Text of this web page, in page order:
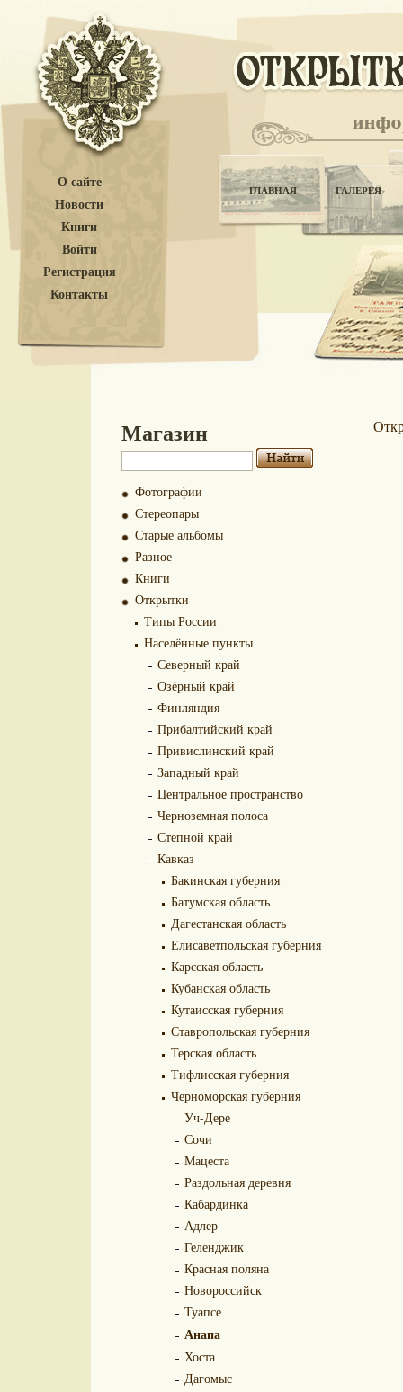
О сайте
Новости
Книги
Войти
Регистрация
Контакты
ГЛАВНАЯ ГАЛЕРЕЯ
Магазин
Фотографии
Стереопары
Старые альбомы
Разное
Книги
Открытки
Типы России
Населённые пункты
Северный край
Озёрный край
Финляндия
Прибалтийский край
Привислинский край
Западный край
Центральное пространство
Черноземная полоса
Степной край
Кавказ
Бакинская губерния
Батумская область
Дагестанская область
Елисаветпольская губерния
Карсская область
Кубанская область
Кутаисская губерния
Ставропольская губерния
Терская область
Тифлисская губерния
Черноморская губерния
Уч-Дере
Сочи
Мацеста
Раздольная деревня
Кабардинка
Адлер
Геленджик
Красная поляна
Новороссийск
Туапсе
Анапа
Хоста
Дагомыс